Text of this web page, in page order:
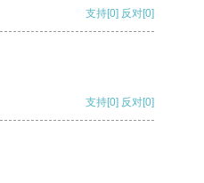
支持[0] 反对[0]
支持[0] 反对[0]